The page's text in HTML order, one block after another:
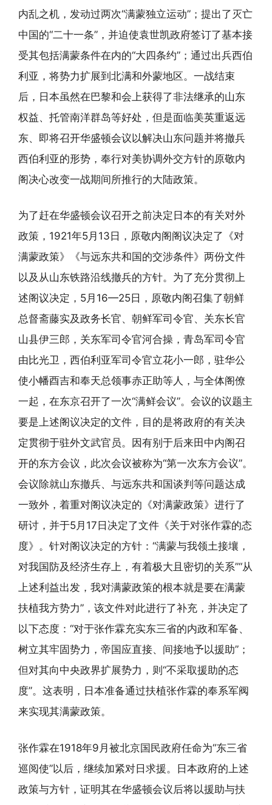
内乱之机，发动过两次“满蒙独立运动”；提出了灭亡
中国的“二十一条”，并迫使袁世凯政府签订了基本接
受其包括满蒙条件在内的“大四条约”；通过出兵西伯
利亚，将势力扩展到北满和外蒙地区。一战结束
后，日本虽然在巴黎和会上获得了非法继承的山东
权益、托管南洋群岛等好处，但是面临美英重返远
东、即将召开华盛顿会议以解决山东问题并将撤兵
西伯利亚的形势，奉行对美协调外交方针的原敬内
阁决心改变一战期间所推行的大陆政策。
为了赶在华盛顿会议召开之前决定日本的有关对外
政策，1921年5月13日，原敬内阁阁议决定了《对
满蒙政策》《与远东共和国的交涉条件》两份文件
以及从山东铁路沿线撤兵的方针。为了充分贯彻上
述阁议决定，5月16—25日，原敬内阁召集了朝鲜
总督斋藤实及政务长官、朝鲜军司令官、关东长官
山县伊三郎，关东军司令官河合操，青岛军司令官
由比光卫，西伯利亚军司令官立花小一郎，驻华公
使小幡酉吉和奉天总领事赤正助等人，与全体阁僚
一起，在东京召开了一次“满鲜会议”。会议的议题主
要是上述阁议决定的文件，目的是将政府的有关决
定贯彻于驻外文武官员。因有别于后来田中内阁召
开的东方会议，此次会议被称为“第一次东方会议”。
会议除就山东撤兵、与远东共和国谈判等问题达成
一致外，着重对阁议决定的《对满蒙政策》进行了
研讨，并于5月17日决定了文件《关于对张作霖的态
度》。针对阁议决定的方针：“满蒙与我领土接壤，
对我国防及经济生存上，有着极大且密切的关系”“从
上述利益出发，我对满蒙政策的根本就是要在满蒙
扶植我方势力”，该文件对此进行了补充，并决定了
以下态度：“对于张作霖充实东三省的内政和军备、
树立其牢固势力，帝国应直接、间接地予以援助”；
但对其向中央政界扩展势力，则“不采取援助的态
度”。这表明，日本准备通过扶植张作霖的奉系军阀
来实现其满蒙政策。
张作霖在1918年9月被北京国民政府任命为“东三省
巡阅使”以后，继续加紧对日求援。日本政府的上述
政策与方针，证明其在华盛顿会议后将以援助与扶